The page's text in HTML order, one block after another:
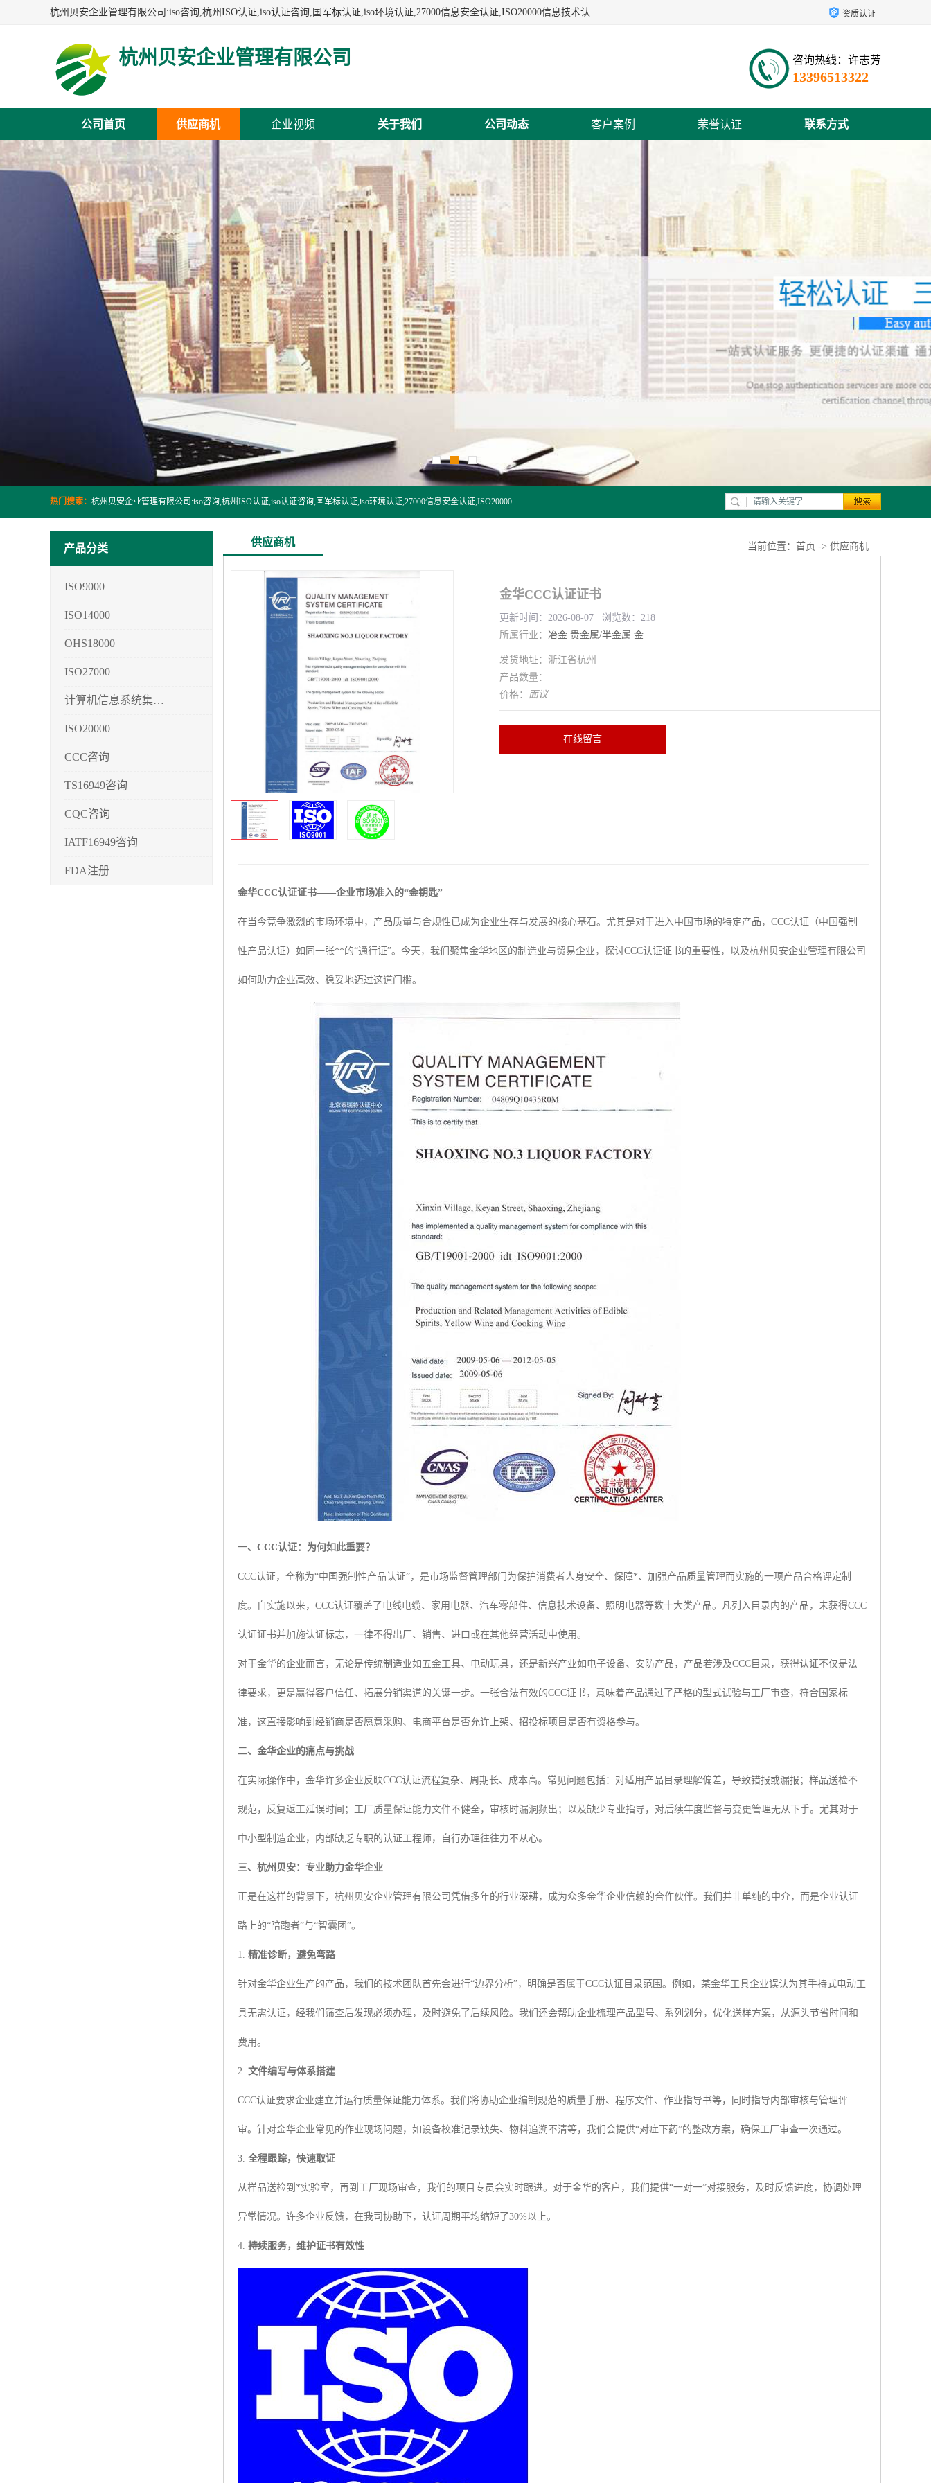
杭州贝安企业管理有限公司:iso咨询,杭州ISO认证,iso认证咨询,国军标认证,iso环境认证,27000信息安全认证,ISO20000信息技术认证,口罩检测报告,32610检测报告,CCRC认证,ISO50001认证,ITSS认证,两化融合认证,出口口罩检测报告等认证代理服务,本公司有近10年的体系咨询经验,能业务覆盖范围南到海南三亚北到新疆阿克苏. 资质认证
杭州贝安企业管理有限公司 咨询热线：许志芳
13396513322
公司首页 供应商机 企业视频 关于我们 公司动态 客户案例 荣誉认证 联系方式
热门搜索： 杭州贝安企业管理有限公司:iso咨询,杭州ISO认证,iso认证咨询,国军标认证,iso环境认证,27000信息安全认证,ISO20000信息技术认证,口罩检测报告,32610检测报告,CCRC认证,ISO50001认证,ITSS认证,两化融合认证,出口口罩检测报告等认证代理服务,本公司有近10年的体系咨询经验,能业务覆盖范围南到海南三亚北到新疆阿克苏.
产品分类
ISO9000
ISO14000
OHS18000
ISO27000
计算机信息系统集成3/4/5
ISO20000
CCC咨询
TS16949咨询
CQC咨询
IATF16949咨询
FDA注册
供应商机 当前位置： 首页 -> 供应商机
金华CCC认证证书
更新时间：2026-08-07 浏览数：218
所属行业： 冶金 贵金属/半金属 金
发货地址：浙江省杭州
产品数量：
价格： 面议
在线留言
金华CCC认证证书——企业市场准入的“金钥匙”
在当今竞争激烈的市场环境中，产品质量与合规性已成为企业生存与发展的核心基石。尤其是对于进入中国市场的特定产品，CCC认证（中国强制
性产品认证）如同一张**的“通行证”。今天，我们聚焦金华地区的制造业与贸易企业，探讨CCC认证证书的重要性，以及杭州贝安企业管理有限公司
如何助力企业高效、稳妥地迈过这道门槛。
一、CCC认证：为何如此重要？
CCC认证，全称为“中国强制性产品认证”，是市场监督管理部门为保护消费者人身安全、保障*、加强产品质量管理而实施的一项产品合格评定制
度。自实施以来，CCC认证覆盖了电线电缆、家用电器、汽车零部件、信息技术设备、照明电器等数十大类产品。凡列入目录内的产品，未获得CCC
认证证书并加施认证标志，一律不得出厂、销售、进口或在其他经营活动中使用。
对于金华的企业而言，无论是传统制造业如五金工具、电动玩具，还是新兴产业如电子设备、安防产品，产品若涉及CCC目录，获得认证不仅是法
律要求，更是赢得客户信任、拓展分销渠道的关键一步。一张合法有效的CCC证书，意味着产品通过了严格的型式试验与工厂审查，符合国家标
准，这直接影响到经销商是否愿意采购、电商平台是否允许上架、招投标项目是否有资格参与。
二、金华企业的痛点与挑战
在实际操作中，金华许多企业反映CCC认证流程复杂、周期长、成本高。常见问题包括：对适用产品目录理解偏差，导致错报或漏报；样品送检不
规范，反复返工延误时间；工厂质量保证能力文件不健全，审核时漏洞频出；以及缺少专业指导，对后续年度监督与变更管理无从下手。尤其对于
中小型制造企业，内部缺乏专职的认证工程师，自行办理往往力不从心。
三、杭州贝安：专业助力金华企业
正是在这样的背景下，杭州贝安企业管理有限公司凭借多年的行业深耕，成为众多金华企业信赖的合作伙伴。我们并非单纯的中介，而是企业认证
路上的“陪跑者”与“智囊团”。
1. 精准诊断，避免弯路
针对金华企业生产的产品，我们的技术团队首先会进行“边界分析”，明确是否属于CCC认证目录范围。例如，某金华工具企业误认为其手持式电动工
具无需认证，经我们筛查后发现必须办理，及时避免了后续风险。我们还会帮助企业梳理产品型号、系列划分，优化送样方案，从源头节省时间和
费用。
2. 文件编写与体系搭建
CCC认证要求企业建立并运行质量保证能力体系。我们将协助企业编制规范的质量手册、程序文件、作业指导书等，同时指导内部审核与管理评
审。针对金华企业常见的作业现场问题，如设备校准记录缺失、物料追溯不清等，我们会提供“对症下药”的整改方案，确保工厂审查一次通过。
3. 全程跟踪，快速取证
从样品送检到*实验室，再到工厂现场审查，我们的项目专员会实时跟进。对于金华的客户，我们提供“一对一”对接服务，及时反馈进度，协调处理
异常情况。许多企业反馈，在我司协助下，认证周期平均缩短了30%以上。
4. 持续服务，维护证书有效性